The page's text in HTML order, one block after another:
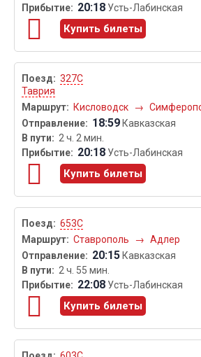
20:18 Усть-Лабинская
Купить билеты
327С
Таврия
Кисловодск
→
18:59 Кавказская
2 ч. 2 мин.
20:18 Усть-Лабинская
Купить билеты
653С
Ставрополь
→ Адлер
20:15 Кавказская
2 ч. 55 мин.
22:08 Усть-Лабинская
Купить билеты